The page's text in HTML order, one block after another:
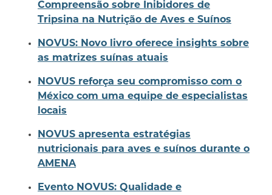
Compreensão sobre Inibidores de
Tripsina na Nutrição de Aves e Suínos
NOVUS: Novo livro oferece insights sobre
as matrizes suínas atuais
NOVUS reforça seu compromisso com o
México com uma equipe de especialistas
locais
NOVUS apresenta estratégias
nutricionais para aves e suínos durante o
AMENA
Evento NOVUS: Qualidade e